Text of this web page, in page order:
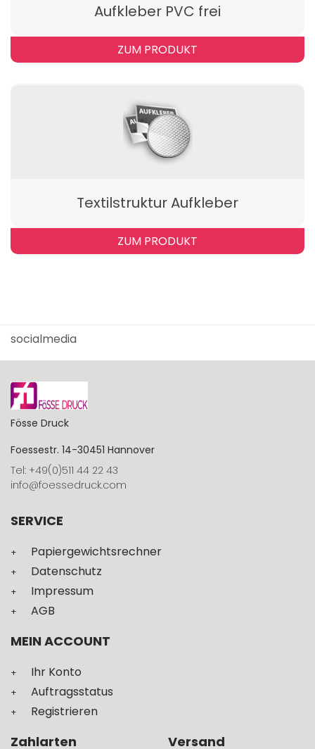
Aufkleber PVC frei
ZUM PRODUKT
Textilstruktur Aufkleber
ZUM PRODUKT
socialmedia
Fösse Druck
Foessestr. 14-30451 Hannover
Tel: +49(0)511 44 22 43
info@foessedruck.com
SERVICE
Papiergewichtsrechner
Datenschutz
Impressum
AGB
MEIN ACCOUNT
Ihr Konto
Auftragsstatus
Registrieren
Zahlarten Versand